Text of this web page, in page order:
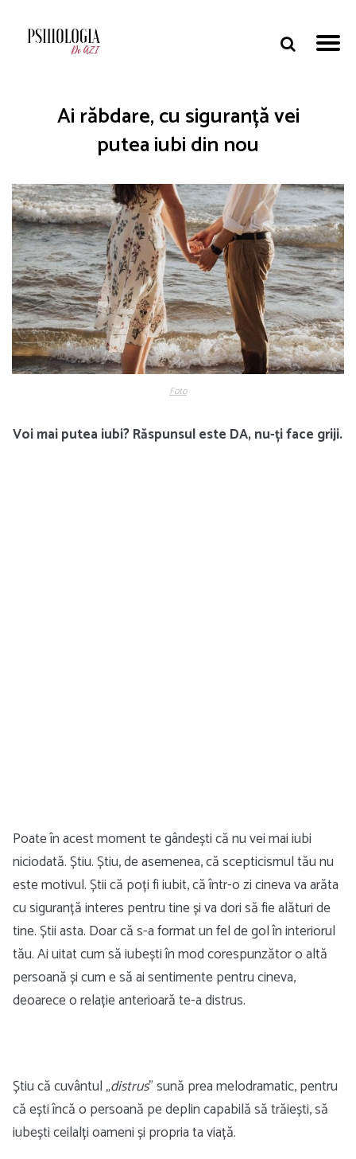
Ai răbdare, cu siguranță vei
putea iubi din nou
Foto
Voi mai putea iubi? Răspunsul este DA, nu-ți face griji.
Poate în acest moment te gândești că nu vei mai iubi
niciodată. Știu. Știu, de asemenea, că scepticismul tău nu
este motivul. Știi că poți fi iubit, că într-o zi cineva va arăta
cu siguranță interes pentru tine și va dori să fie alături de
tine. Știi asta. Doar că s-a format un fel de gol în interiorul
tău. Ai uitat cum să iubești în mod corespunzător o altă
persoană și cum e să ai sentimente pentru cineva,
deoarece o relație anterioară te-a distrus.
Știu că cuvântul „distrus” sună prea melodramatic, pentru
că ești încă o persoană pe deplin capabilă să trăiești, să
iubești ceilalți oameni și propria ta viață.